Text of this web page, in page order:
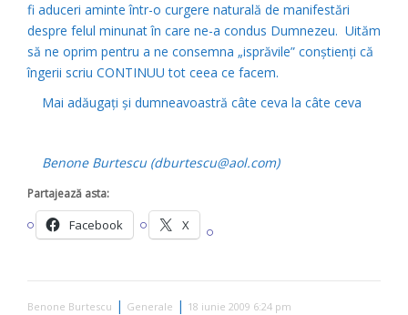
fi aduceri aminte într-o curgere naturală de manifestări
despre felul minunat în care ne-a condus Dumnezeu. Uităm
să ne oprim pentru a ne consemna „isprăvile” conştienţi că
îngerii scriu CONTINUU tot ceea ce facem.
Mai adăugaţi şi dumneavoastră câte ceva la câte ceva
Benone Burtescu (dburtescu@aol.com)
Partajează asta:
Facebook X
Benone Burtescu | Generale | 18 iunie 2009 6:24 pm